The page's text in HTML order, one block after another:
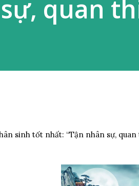
quan
sinh tốt nhất: “Tận nhân sự,